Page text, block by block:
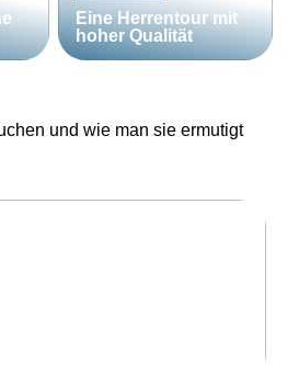
Eine Herrentour mit
hoher Qualität
und wie man sie ermutigt